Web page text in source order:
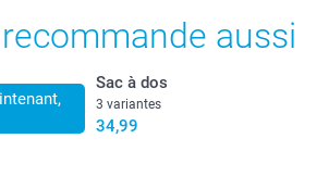
aussi
Sac à dos
3 variantes
34,99